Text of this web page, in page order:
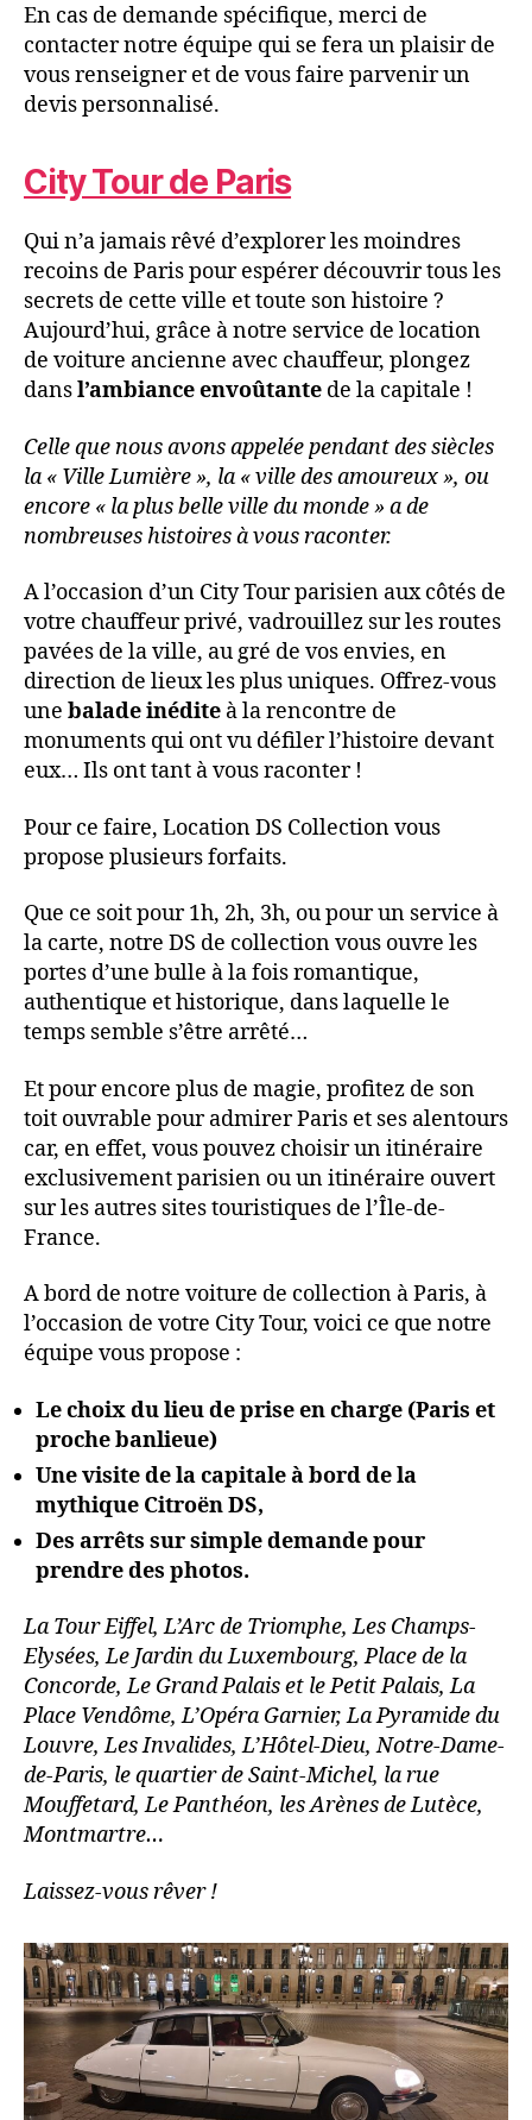
En cas de demande spécifique, merci de
contacter notre équipe qui se fera un plaisir de
vous renseigner et de vous faire parvenir un
devis personnalisé.
City Tour de Paris
Qui n’a jamais rêvé d’explorer les moindres
recoins de Paris pour espérer découvrir tous les
secrets de cette ville et toute son histoire ?
Aujourd’hui, grâce à notre service de location
de voiture ancienne avec chauffeur, plongez
dansl’ambiance envoûtante de la capitale !
Celle que nous avons appelée pendant des siècles
la « Ville Lumière », la « ville des amoureux », ou
encore « la plus belle ville du monde » a de
nombreuses histoires à vous raconter.
A l’occasion d’un City Tour parisien aux côtés de
votre chauffeur privé, vadrouillez sur les routes
pavées de la ville, au gré de vos envies, en
direction de lieux les plus uniques. Offrez-vous
une balade inédite à la rencontre de
monuments qui ont vu défiler l’histoire devant
eux… Ils ont tant à vous raconter !
Pour ce faire, Location DS Collection vous
propose plusieurs forfaits.
Que ce soit pour 1h, 2h, 3h, ou pour un service à
la carte, notre DS de collection vous ouvre les
portes d’une bulle à la fois romantique,
authentique et historique, dans laquelle le
temps semble s’être arrêté…
Et pour encore plus de magie, profitez de son
toit ouvrable pour admirer Paris et ses alentours
car, en effet, vous pouvez choisir un itinéraire
exclusivement parisien ou un itinéraire ouvert
sur les autres sites touristiques de l’Île-de-
France.
A bord de notre voiture de collection à Paris, à
l’occasion de votre City Tour, voici ce que notre
équipe vous propose :
Le choix du lieu de prise en charge (Paris et
proche banlieue)
Une visite de la capitale à bord de la
mythique Citroën DS,
Des arrêts sur simple demande pour
prendre des photos.
La Tour Eiffel, L’Arc de Triomphe, Les Champs-
Elysées, Le Jardin du Luxembourg, Place de la
Concorde, Le Grand Palais et le Petit Palais, La
Place Vendôme, L’Opéra Garnier, La Pyramide du
Louvre, Les Invalides, L’Hôtel-Dieu, Notre-Dame-
de-Paris, le quartier de Saint-Michel, la rue
Mouffetard, Le Panthéon, les Arènes de Lutèce,
Montmartre…
Laissez-vous rêver !